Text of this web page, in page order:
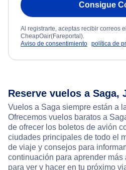
Consigue
Al registrarte, aceptas recibir correos
CheapOair(Fareportal).
Aviso de consentimiento política de
Reserve vuelos a Saga,
Vuelos a Saga siempre están a
Ofrecemos vuelos baratos a
de ofrecer los boletos de avión
ciudades principales de todo el
de viaje y consejos para
continuación para aprender
para ver y hacer en tu próximo